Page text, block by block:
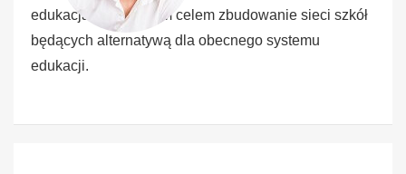
edukacja, a życiowym celem zbudowanie sieci szkół
będących alternatywą dla obecnego systemu
edukacji.